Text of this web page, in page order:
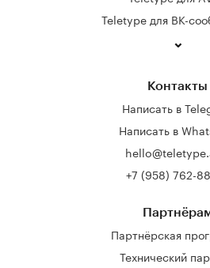
Teletype для ВК-
Контакты
Написать в
Написать в
+7 (958) 762-
Партнёрская
Технический